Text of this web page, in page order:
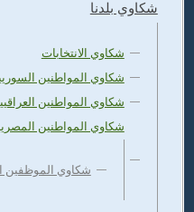
شكاوي بلدنا
شكاوي الانتخابات
شكاوي المواطنين
شكاوي المواطنين
شكاوي المواطنين
شكاوي الموظفين